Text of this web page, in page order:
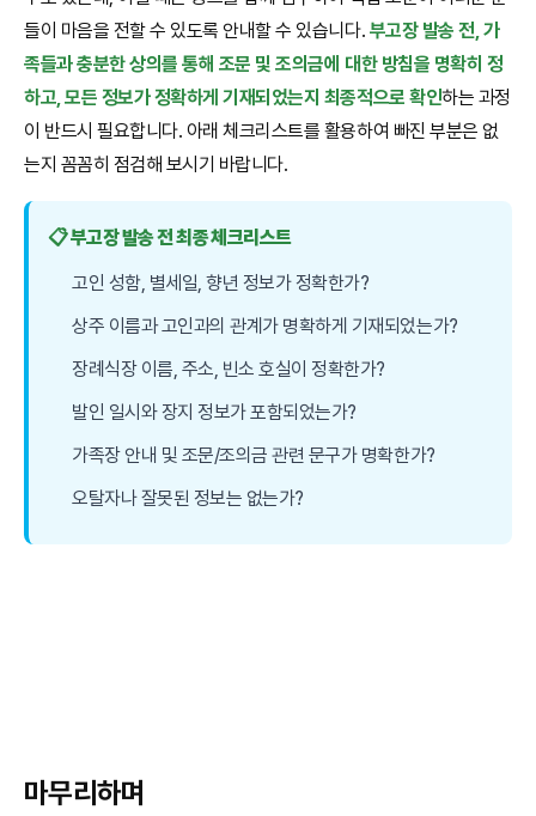
들이 마음을 전할 수 있도록 안내할 수 있습니다. 부고장 발송 전, 가
족들과 충분한 상의를 통해 조문 및 조의금에 대한 방침을 명확히 정
하고, 모든 정보가 정확하게 기재되었는지 최종적으로 확인하는 과정
이 반드시 필요합니다. 아래 체크리스트를 활용하여 빠진 부분은 없
는지 꼼꼼히 점검해 보시기 바랍니다.
📋 부고장 발송 전 최종 체크리스트
고인 성함, 별세일, 향년 정보가 정확한가?
상주 이름과 고인과의 관계가 명확하게 기재되었는가?
장례식장 이름, 주소, 빈소 호실이 정확한가?
발인 일시와 장지 정보가 포함되었는가?
가족장 안내 및 조문/조의금 관련 문구가 명확한가?
오탈자나 잘못된 정보는 없는가?
마무리하며